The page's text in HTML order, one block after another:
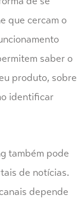
que cercam o
saber o
produto, sobre
identificar
também pode
de notícias.
depende